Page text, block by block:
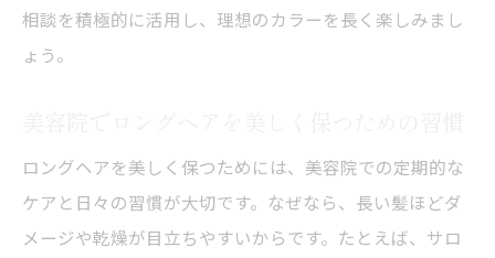
相談を積極的に活用し、理想のカラーを長く楽しみまし
ょう。
ロングヘアを美しく保つためには、美容院での定期的な
ケアと日々の習慣が大切です。なぜなら、長い髪ほどダ
メージや乾燥が目立ちやすいからです。たとえば、サロ